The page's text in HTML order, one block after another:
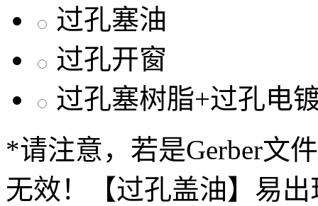
过孔塞油
过孔开窗
过孔塞树脂+过孔电
*请注意，若是Gerber文
无效！【过孔盖油】易